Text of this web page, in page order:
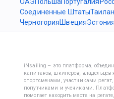
Соединенные Штаты
ЧерногорияШвеция
iNsailing – это платформа,
капитанов, шкиперов, владельцев
спортсменами, участниками регат,
попутчиками и учениками.
помогает находить места на регате,